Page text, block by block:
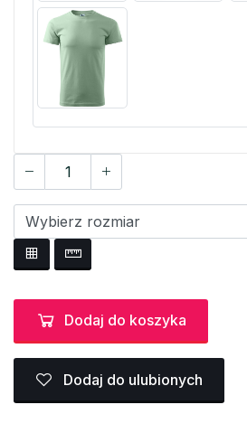
Dodaj do koszyka
Dodaj do ulubionych